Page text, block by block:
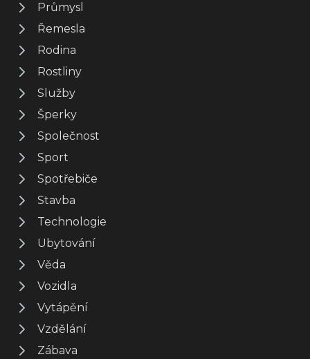
Průmysl
Řemesla
Rodina
Rostliny
Služby
Šperky
Společnost
Sport
Spotřebiče
Stavba
Technologie
Ubytování
Věda
Vozidla
Vytápění
Vzdělání
Zábava